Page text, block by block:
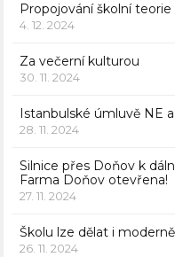
Propojování školní teorie
4. 12. 2024
Za večerní kulturou
30. 11. 2024
Istanbulské úmluvě NE
28. 11. 2024
Silnice přes Doňov k
Farma Doňov otevřena!
27. 11. 2024
Školu lze dělat i moderně
26. 11. 2024